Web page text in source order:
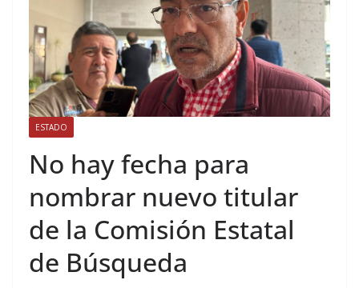
ESTADO
No hay fecha para
nombrar nuevo titular
de la Comisión Estatal
de Búsqueda